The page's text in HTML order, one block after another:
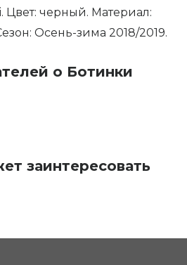
Цвет: черный. Материал:
Осень-зима 2018/2019.
о Ботинки
заинтересовать